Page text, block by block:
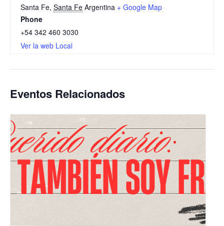
Santa Fe, Santa Fe Argentina + Google Map
Phone
+54 342 460 3030
Ver la web Local
Eventos Relacionados